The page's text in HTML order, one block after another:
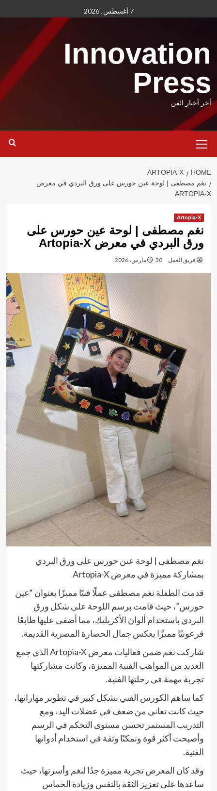
to
7 أغسطس، 2026
Innovation
Press
أخر أخبار الفن
Menu
HOME
ARTOPIA-X
نغم مصطفى | لوحة عين حورس على ورق البردي في معرض
ARTOPIA-X
Artopia-X
نغم مصطفى | لوحة عين حورس على
ورق البردي في معرض Artopia-X
فريق العمل 30 مارس، 2026
نغم مصطفى | لوحة عين حورس على ورق البردي
بمشاركة مميزة في معرض Artopia-X
قدمت الطفلة نغم مصطفى عملًا فنيًا مميزًا بعنوان “عين
حورس”، حيث قامت برسم اللوحة على شكل ورق
البردي باستخدام ألوان الأكريليك، مما أضفى عليها طابعًا
فرعونيًا مميزًا يعكس جمال الحضارة المصرية القديمة.
شاركت نغم ضمن فعاليات معرض Artopia-X الذي جمع
العديد من المواهب الفنية المميزة، وكانت مشاركتها
تجربة مهمة في رحلتها الفنية.
كما ساهم الكورس الفني بشكل كبير في تطوير مهاراتها،
حيث كانت تعاني من ضعف في عضلات اليد، ومع
التدريب المستمر تحسن مستوى التحكم في الرسم
وأصبحت أكثر قوة وتمكنًا وثقة في استخدام أدواتها
الفنية.
وقد كان المعرض تجربة مميزة جدًا لنغم وأسرتها، حيث
ساعدها على تعزيز الثقة بالنفس وزيادة الحماس